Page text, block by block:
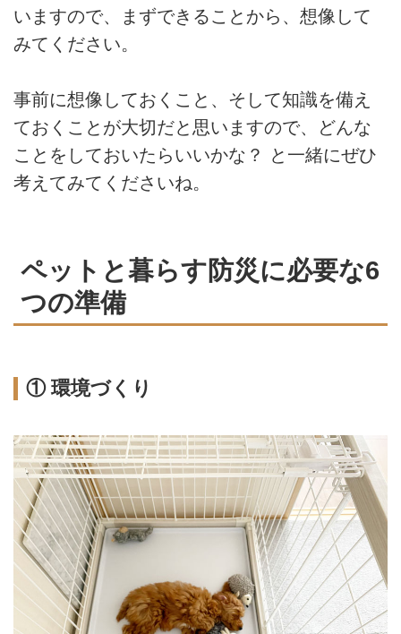
いますので、まずできることから、想像して
みてください。
事前に想像しておくこと、そして知識を備え
ておくことが大切だと思いますので、どんな
ことをしておいたらいいかな？ と一緒にぜひ
考えてみてくださいね。
ペットと暮らす防災に必要な6
つの準備
① 環境づくり